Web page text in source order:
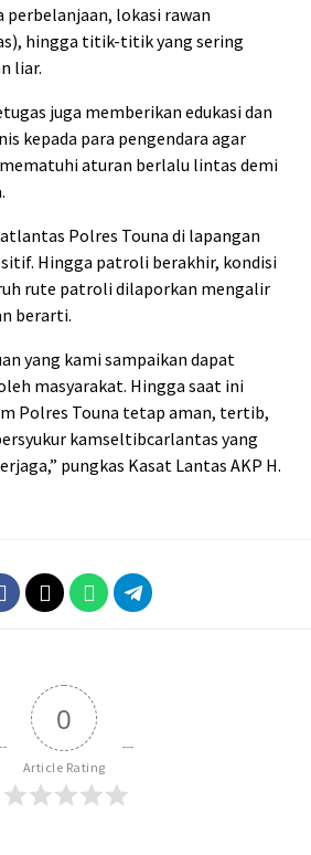
perbelanjaan, lokasi rawan
hingga titik-titik yang sering
liar.
juga memberikan edukasi dan
kepada para pengendara agar
aturan berlalu lintas demi
Polres Touna di lapangan
Hingga patroli berakhir, kondisi
rute patroli dilaporkan mengalir
berarti.
yang kami sampaikan dapat
masyarakat. Hingga saat ini
Polres Touna tetap aman, tertib,
kamseltibcarlantas yang
pungkas Kasat Lantas AKP H.
0
Article Rating